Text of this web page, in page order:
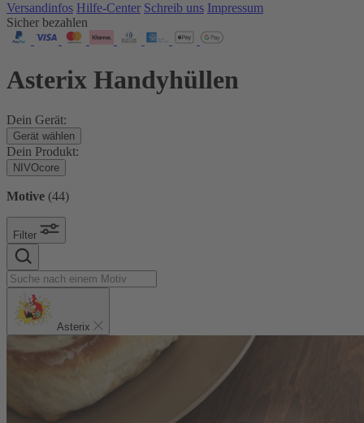
Versandinfos Hilfe-Center Schreib uns Impressum
Sicher bezahlen
Asterix Handyhüllen
Dein Gerät:
Gerät wählen
Dein Produkt:
NIVOcore
Motive (44)
Filter
Asterix